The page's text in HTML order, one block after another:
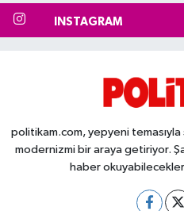
INSTAGRAM
politikam.com, yepyeni
modernizmi bir araya getiriyor.
haber